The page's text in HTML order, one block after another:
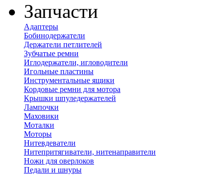
Запчасти
Адаптеры
Бобинодержатели
Держатели петлителей
Зубчатые ремни
Иглодержатели, игловодители
Игольные пластины
Инструментальные ящики
Кордовые ремни для мотора
Крышки шпуледержателей
Лампочки
Маховики
Моталки
Моторы
Нитевдеватели
Нитепритягиватели, нитенаправители
Ножи для оверлоков
Педали и шнуры